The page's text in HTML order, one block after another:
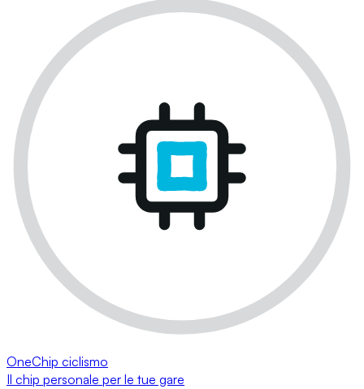
OneChip ciclismo
Il chip personale per le tue gare